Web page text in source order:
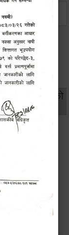
सूचनाको
बैठकको